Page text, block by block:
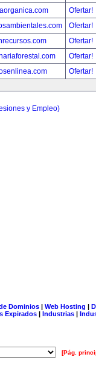
Ofertar!
Ofertar!
Ofertar!
Ofertar!
Ofertar!
y Empleo)
Dominios| Web Hosting |
Expirados | Industrias |
[Pág.